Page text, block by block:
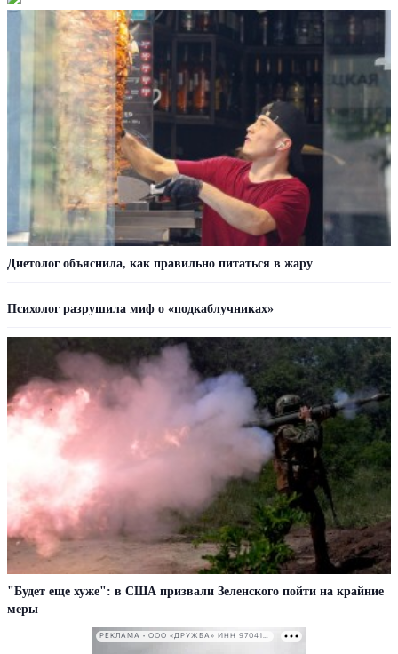
Диетолог объяснила, как правильно питаться в жару
Психолог разрушила миф о «подкаблучниках»
"Будет еще хуже": в США призвали Зеленского пойти на крайние
меры
РЕКЛАМА • ООО «ДРУЖБА» ИНН 9704146411